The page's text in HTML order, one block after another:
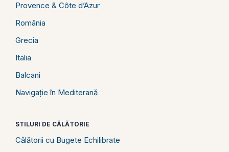
Provence & Côte d’Azur
România
Grecia
Italia
Balcani
Navigație în Mediterană
STILURI DE CĂLĂTORIE
Călătorii cu Bugete Echilibrate